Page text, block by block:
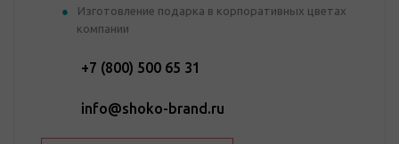
Изготовление подарка в корпоративных цветах
компании
+7 (800) 500 65 31
info@shoko-brand.ru